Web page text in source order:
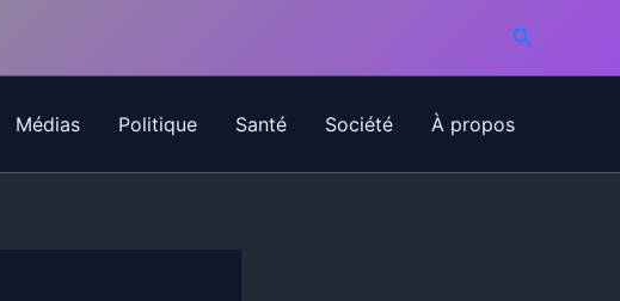
Médias Politique Santé Société À propos